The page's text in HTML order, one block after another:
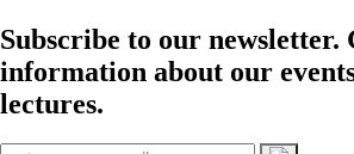
Subscribe to our newsletter.
information about our
lectures.